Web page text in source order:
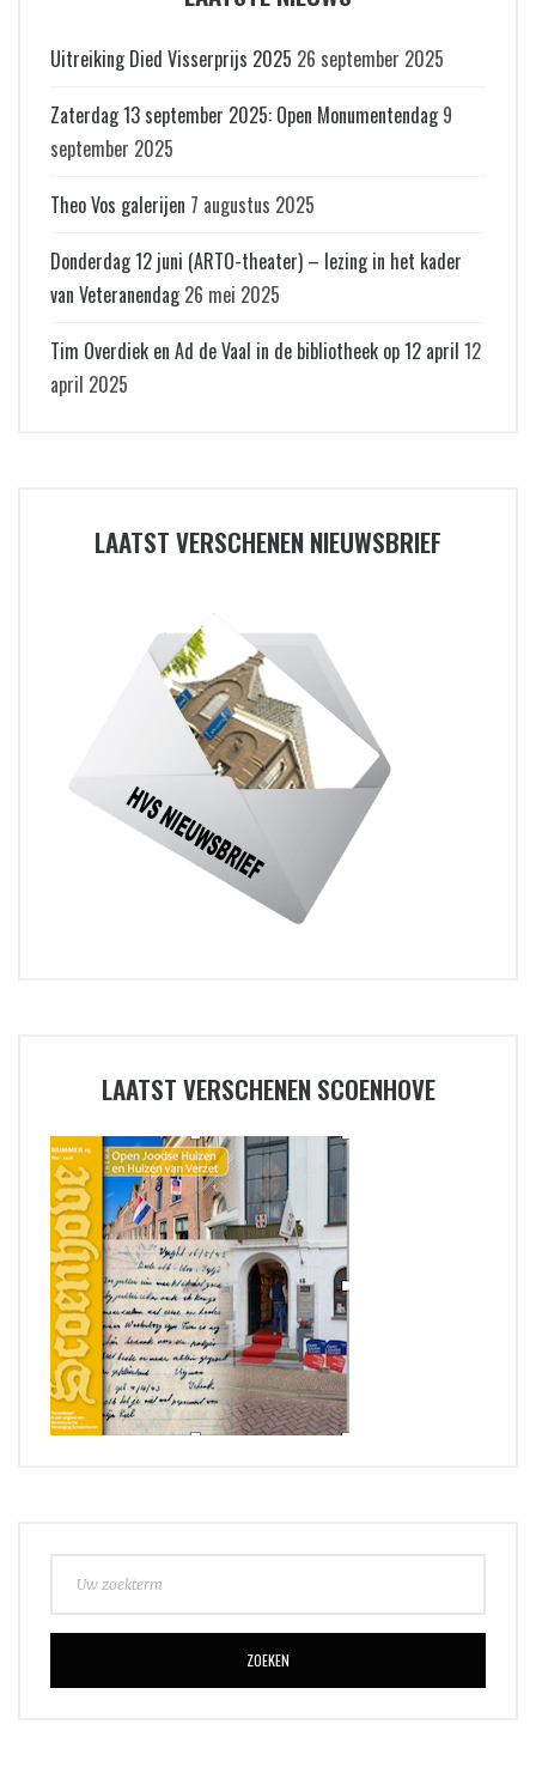
Uitreiking Died Visserprijs 2025 26 september 2025
Zaterdag 13 september 2025: Open Monumentendag 9
september 2025
Theo Vos galerijen 7 augustus 2025
Donderdag 12 juni (ARTO-theater) – lezing in het kader
van Veteranendag 26 mei 2025
Tim Overdiek en Ad de Vaal in de bibliotheek op 12 april 12
april 2025
LAATST VERSCHENEN NIEUWSBRIEF
LAATST VERSCHENEN SCOENHOVE
ZOEKEN